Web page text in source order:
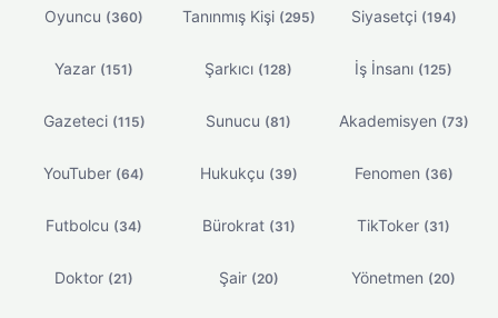
Oyuncu (360) Tanınmış Kişi (295) Siyasetçi (194)
Yazar (151) Şarkıcı (128) İş İnsanı (125)
Gazeteci (115) Sunucu (81) Akademisyen (73)
YouTuber (64) Hukukçu (39) Fenomen (36)
Futbolcu (34) Bürokrat (31) TikToker (31)
Doktor (21) Şair (20) Yönetmen (20)